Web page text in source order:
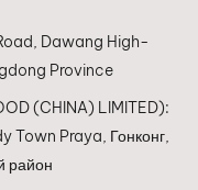
Dawang High-
Province
(CHINA) LIMITED):
Town Praya, Гонконг,
район